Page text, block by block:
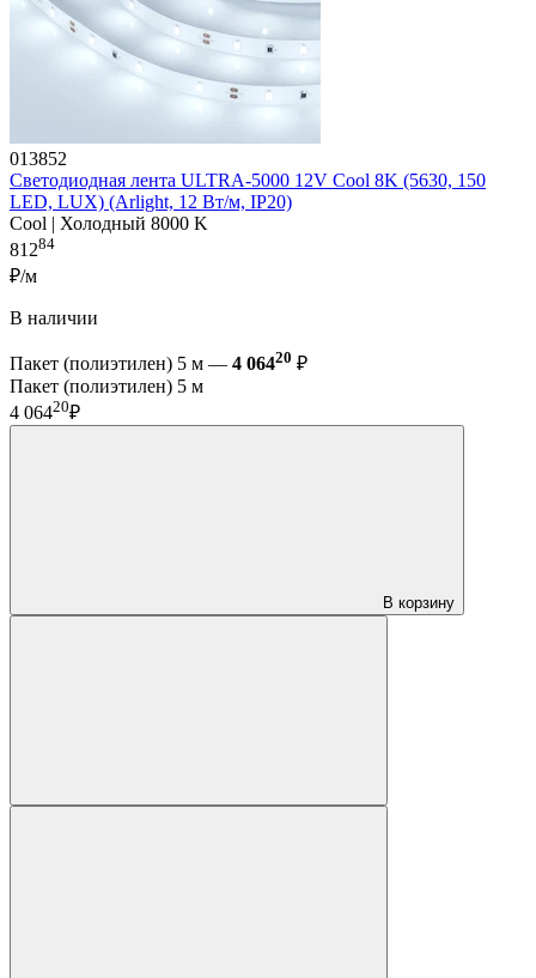
013852
Светодиодная лента ULTRA-5000 12V Cool 8K (5630, 150
LED, LUX) (Arlight, 12 Вт/м, IP20)
Cool | Холодный 8000 K
81284
₽/м
В наличии
Пакет (полиэтилен) 5 м — 4 06420 ₽
Пакет (полиэтилен) 5 м
4 06420₽
В корзину